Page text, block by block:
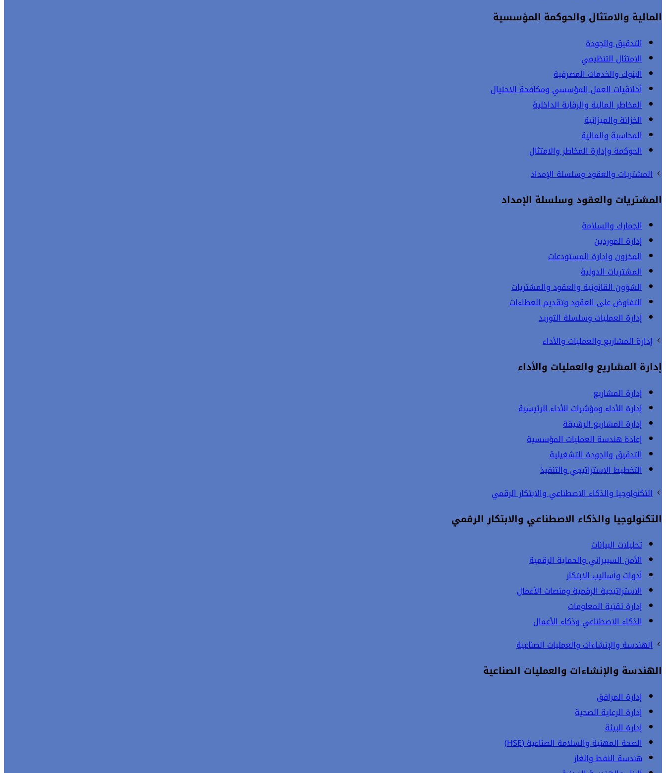
المالية والامتثال والحوكمة المؤسسية
التدقيق والجودة
الامتثال التنظيمي
البنوك والخدمات المصرفية
أخلاقيات العمل المؤسسي ومكافحة الاحتيال
المخاطر المالية والرقابة الداخلية
الخزانة والميزانية
المحاسبة والمالية
الحوكمة وإدارة المخاطر والامتثال
المشتريات والعقود وسلسلة الإمداد
المشتريات والعقود وسلسلة الإمداد
الجمارك والسلامة
إدارة الموردين
المخزون وإدارة المستودعات
المشتريات الدولية
الشؤون القانونية والعقود والمشتريات
التفاوض على العقود وتقديم العطاءات
إدارة العمليات وسلسلة التوريد
إدارة المشاريع والعمليات والأداء
إدارة المشاريع والعمليات والأداء
إدارة المشاريع
إدارة الأداء ومؤشرات الأداء الرئيسية
إدارة المشاريع الرشيقة
إعادة هندسة العمليات المؤسسية
التدقيق والجودة التشغيلية
التخطيط الاستراتيجي والتنفيذ
التكنولوجيا والذكاء الاصطناعي والابتكار الرقمي
التكنولوجيا والذكاء الاصطناعي والابتكار الرقمي
تحليلات البيانات
الأمن السيبراني والحماية الرقمية
أدوات وأساليب الابتكار
الاستراتيجية الرقمية ومنصات الأعمال
إدارة تقنية المعلومات
الذكاء الاصطناعي وذكاء الأعمال
الهندسة والإنشاءات والعمليات الصناعية
الهندسة والإنشاءات والعمليات الصناعية
إدارة المرافق
إدارة الرعاية الصحية
إدارة البيئة
الصحة المهنية والسلامة الصناعية (HSE)
هندسة النفط والغاز